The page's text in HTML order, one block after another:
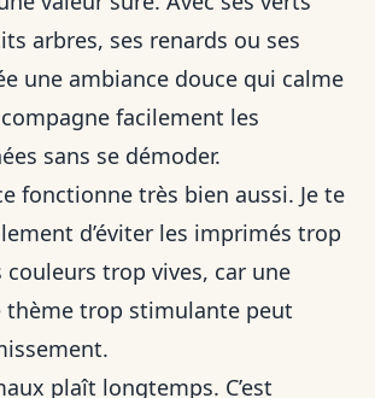
arbres, ses renards ou ses
une ambiance douce qui calme
facilement les
sans se démoder.
fonctionne très bien aussi. Je te
d’éviter les imprimés trop
couleurs trop vives, car une
thème trop stimulante peut
plaît longtemps. C’est